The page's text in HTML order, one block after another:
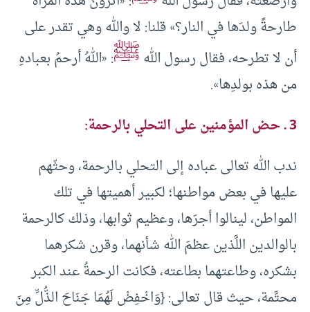
طارحةً ولدَها في النار؟» قلنا: لا والله وهي تقدر على
أن لا تطرحه، فقال رسول اللهﷺ: «اللهُ أرحمُ بعبادهِ
من هذه بولدِها».
3 ـ حض المؤمنين على التحلي بالرحمة:
ندب الله تعالى عباده إلى التحلي بالرحمة، وحثّهم
عليها في بعض مواطنها؛ لكبير أهميتها في تلك
المواطن، لينالوا أجرَها، وعظيم ثوابها، وذلك كالرحمة
بالوالدين اللَّذين عظمَ الله شأنهما، وقرن شكرهما
بشكره، وطاعتهما بطاعته، فكانت الرحمةُ عند الكبر
محتَّمة، حيث قال تعالى: {وَاخْفِضْ لَهُمَا جَنَاحَ الذُّلِّ مِنَ